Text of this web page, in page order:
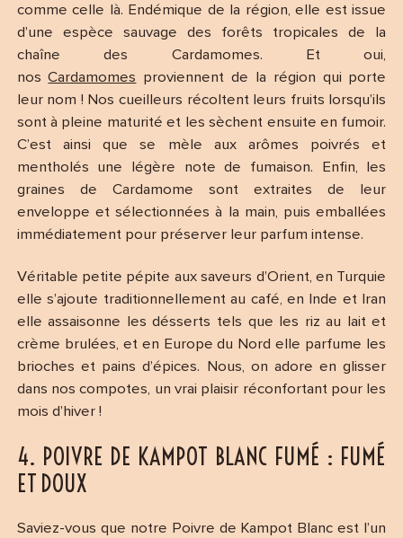
comme celle là. Endémique de la région, elle est issue
d’une espèce sauvage des forêts tropicales de la
chaîne des Cardamomes. Et oui,
nosCardamomes proviennent de la région qui porte
leur nom ! Nos cueilleurs récoltent leurs fruits lorsqu’ils
sont à pleine maturité et les sèchent ensuite en fumoir.
C’est ainsi que se mèle aux arômes poivrés et
mentholés une légère note de fumaison. Enfin, les
graines de Cardamome sont extraites de leur
enveloppe et sélectionnées à la main, puis emballées
immédiatement pour préserver leur parfum intense.
Véritable petite pépite aux saveurs d’Orient, en Turquie
elle s’ajoute traditionnellement au café, en Inde et Iran
elle assaisonne les désserts tels que les riz au lait et
crème brulées, et en Europe du Nord elle parfume les
brioches et pains d’épices. Nous, on adore en glisser
dans nos compotes, un vrai plaisir réconfortant pour les
mois d’hiver !
4. POIVRE DE KAMPOT BLANC FUMÉ : FUMÉ
ET DOUX
Saviez-vous que notre Poivre de Kampot Blanc est l’un